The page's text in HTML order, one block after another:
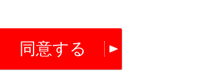
同意する